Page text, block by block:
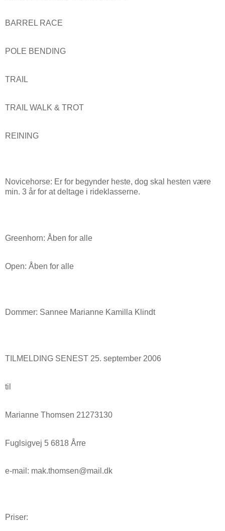
BARREL RACE
POLE BENDING
TRAIL
TRAIL WALK & TROT
REINING
Novicehorse: Er for begynder heste, dog skal hesten være
min. 3 år for at deltage i rideklasserne.
Greenhorn: Åben for alle
Open: Åben for alle
Dommer: Sannee Marianne Kamilla Klindt
TILMELDING SENEST 25. september 2006
til
Marianne Thomsen 21273130
Fuglsigvej 5 6818 Årre
e-mail: mak.thomsen@mail.dk
Priser: